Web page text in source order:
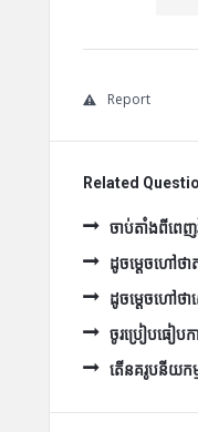
Report
Related
ចាប់តាំងពីពេញ
ដូចម្ដេចហៅថ
ដូចម្ដេចហៅ
ចូរប្រៀបធៀបក
តើនគរូបនីយកម្